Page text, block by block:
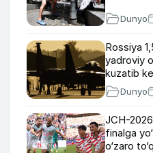
Dunyo
Rossiya
yadroviy
kuzatib
Dunyo
JCH-
finalga
o‘zaro